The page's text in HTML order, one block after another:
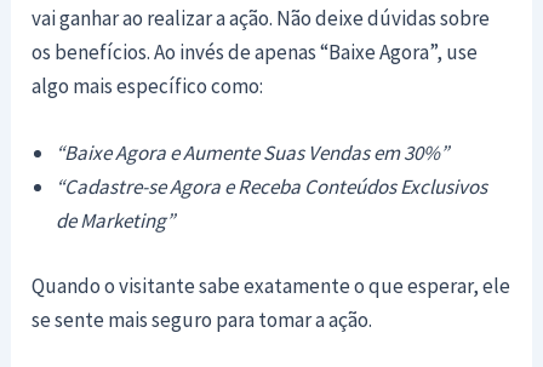
vai ganhar ao realizar a ação. Não deixe dúvidas sobre
os benefícios. Ao invés de apenas “Baixe Agora”, use
algo mais específico como:
“Baixe Agora e Aumente Suas Vendas em 30%”
“Cadastre-se Agora e Receba Conteúdos Exclusivos
de Marketing”
Quando o visitante sabe exatamente o que esperar, ele
se sente mais seguro para tomar a ação.